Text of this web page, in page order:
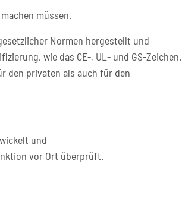
müssen.
Normen hergestellt und
wie das CE-, UL- und GS-Zeichen.
den privaten als auch für den
und
vor Ort überprüft.